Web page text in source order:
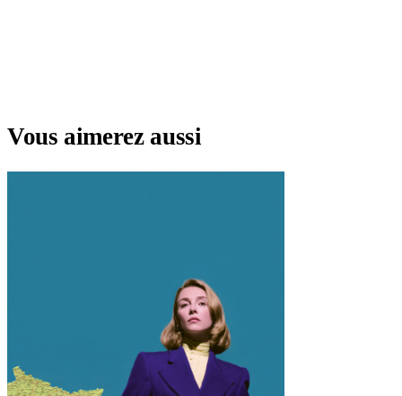
Vous aimerez aussi